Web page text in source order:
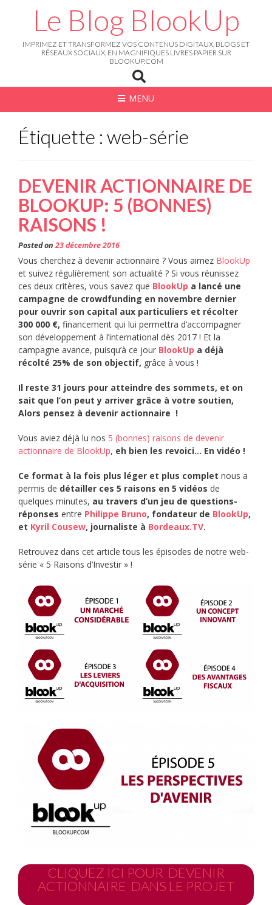
Le Blog BlookUp
IMPRIMEZ ET TRANSFORMEZ VOS CONTENUS DIGITAUX, BLOGS ET
RÉSEAUX SOCIAUX, EN MAGNIFIQUES LIVRES PAPIER SUR
BLOOKUP.COM
MENU
Étiquette : web-série
DEVENIR ACTIONNAIRE DE
BLOOKUP: 5 (BONNES)
RAISONS !
Posted on23 décembre 2016
Vous cherchez à devenir actionnaire ? Vous aimez BlookUp
et suivez régulièrement son actualité ? Si vous réunissez
ces deux critères, vous savez que BlookUp a lancé une
campagne de crowdfunding en novembre dernier
pour ouvrir son capital aux particuliers et récolter
300 000 €, financement qui lui permettra d’accompagner
son développement à l’international dès 2017 ! Et la
campagne avance, puisqu’à ce jour BlookUp a déjà
récolté 25% de son objectif, grâce à vous !
Il reste 31 jours pour atteindre des sommets, et on
sait que l’on peut y arriver grâce à votre soutien,
Alors pensez à devenir actionnaire !
Vous aviez déjà lu nos 5 (bonnes) raisons de devenir
actionnaire de BlookUp, eh bien les revoici… En vidéo !
Ce format à la fois plus léger et plus complet nous a
permis de détailler ces 5 raisons en 5 vidéos de
quelques minutes, au travers d’un jeu de questions-
réponses entre Philippe Bruno, fondateur de BlookUp,
et Kyril Cousew, journaliste à Bordeaux.TV.
Retrouvez dans cet article tous les épisodes de notre web-
série « 5 Raisons d’Investir » !
CLIQUEZ ICI POUR DEVENIR
ACTIONNAIRE DANS LE PROJET